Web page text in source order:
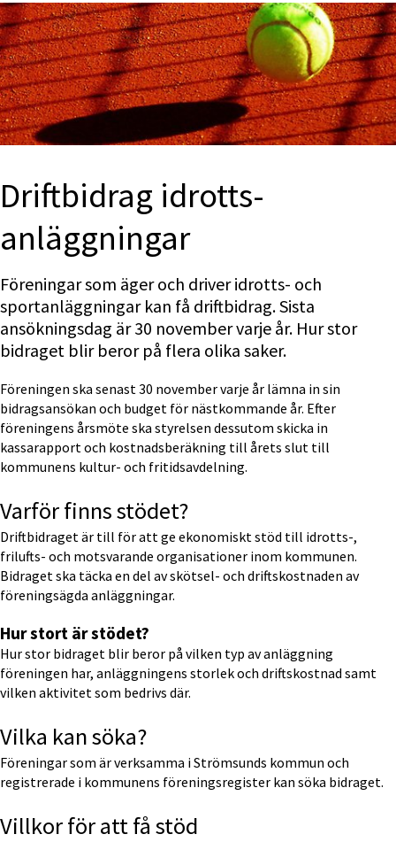
Driftbidrag idrotts­
anläggningar
Föreningar som äger och driver idrotts- och
sportanläggningar kan få driftbidrag. Sista
ansökningsdag är 30 november varje år. Hur stor
bidraget blir beror på flera olika saker.
Föreningen ska senast 30 november varje år lämna in sin
bidragsansökan och budget för nästkommande år. Efter
föreningens årsmöte ska styrelsen dessutom skicka in
kassarapport och kostnadsberäkning till årets slut till
kommunens kultur- och fritidsavdelning.
Varför finns stödet?
Driftbidraget är till för att ge ekonomiskt stöd till idrotts-,
frilufts- och motsvarande organisationer inom kommunen.
Bidraget ska täcka en del av skötsel- och driftskostnaden av
föreningsägda anläggningar.
Hur stort är stödet?
Hur stor bidraget blir beror på vilken typ av anläggning
föreningen har, anläggningens storlek och driftskostnad samt
vilken aktivitet som bedrivs där.
Vilka kan söka?
Föreningar som är verksamma i Strömsunds kommun och
registrerade i kommunens föreningsregister kan söka bidraget.
Villkor för att få stöd